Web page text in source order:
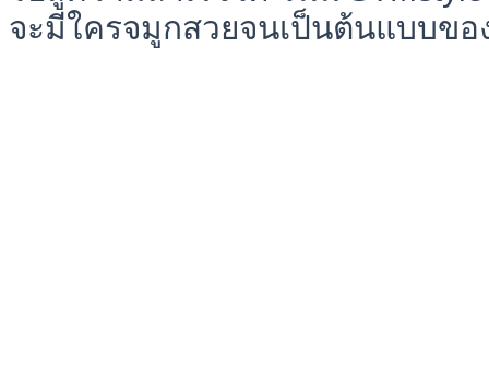
จะมีใครจมูกสวยจนเป็นต้นแบบขอ